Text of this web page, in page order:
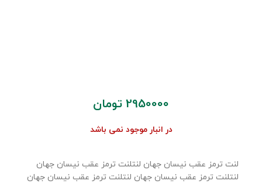
2950000 تومان
در انبار موجود نمی باشد
لنت ترمز عقب نیسان جهان لنتلنت ترمز عقب نیسان جهان
لنتلنت ترمز عقب نیسان جهان لنتلنت ترمز عقب نیسان جهان